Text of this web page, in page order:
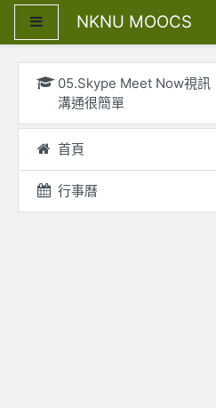
NKNU MOOCS
05.Skype Meet Now視訊
溝通很簡單
首頁
行事曆